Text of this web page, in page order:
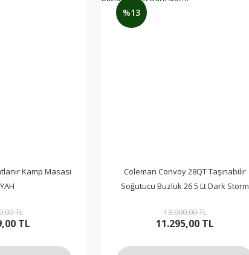
3.299,00 TL
2.999,00 TL
Kamp Masası
TL
TL
%13
Coleman Convoy 28QT Taşınabilir
Soğutucu Buzluk 26.5 Lt Dark Storm
13.000,00 TL
11.295,00 TL